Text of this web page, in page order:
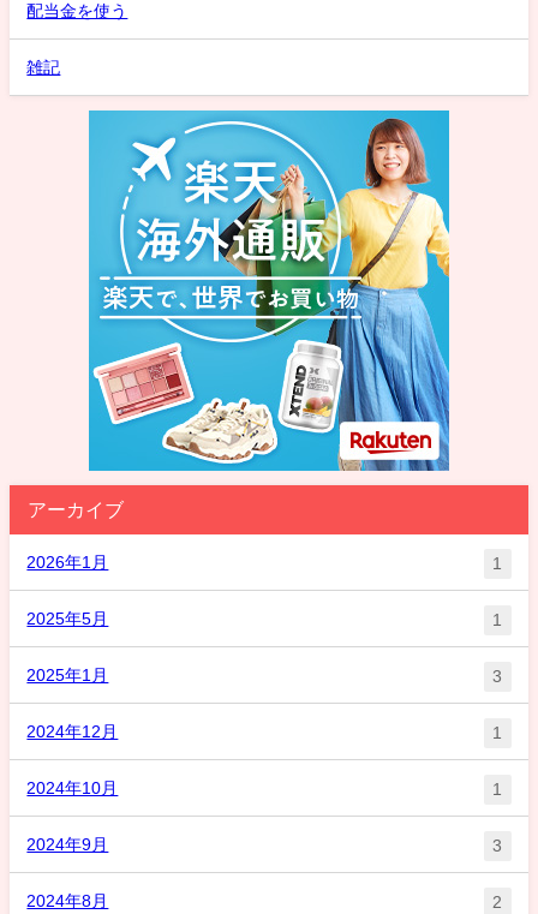
配当金を使う
雑記
アーカイブ
2026年1月 1
2025年5月 1
2025年1月 3
2024年12月 1
2024年10月 1
2024年9月 3
2024年8月 2